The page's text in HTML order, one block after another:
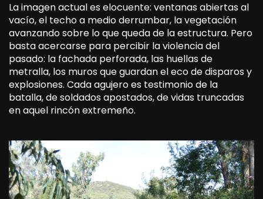
La imagen actual es elocuente: ventanas abiertas al
vacío, el techo a medio derrumbar, la vegetación
avanzando sobre lo que queda de la estructura. Pero
basta acercarse para percibir la violencia del
pasado: la fachada perforada, las huellas de
metralla, los muros que guardan el eco de disparos y
explosiones. Cada agujero es testimonio de la
batalla, de soldados apostados, de vidas truncadas
en aquel rincón extremeño.